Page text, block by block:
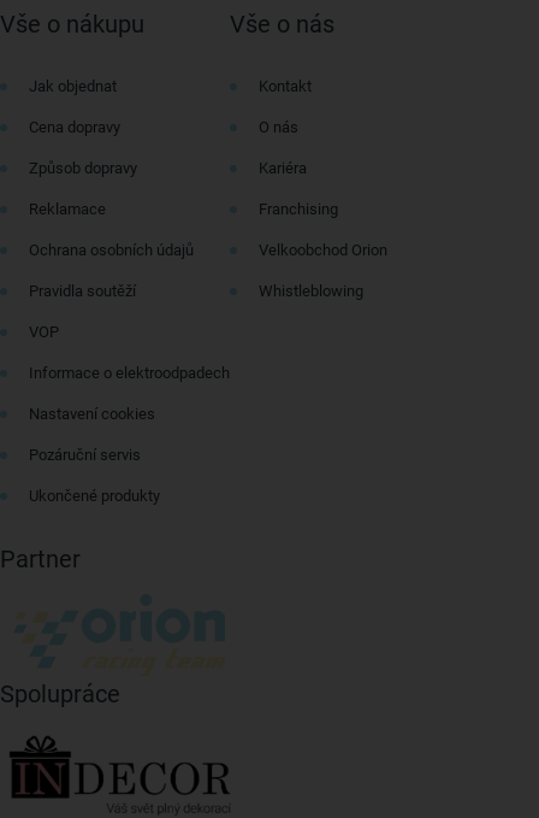
Vše o nákupu
Jak objednat
Cena dopravy
Způsob dopravy
Reklamace
Ochrana osobních údajů
Pravidla soutěží
VOP
Informace o elektroodpadech
Nastavení cookies
Pozáruční servis
Ukončené produkty
Vše o nás
Kontakt
O nás
Kariéra
Franchising
Velkoobchod Orion
Whistleblowing
Partner
Spolupráce